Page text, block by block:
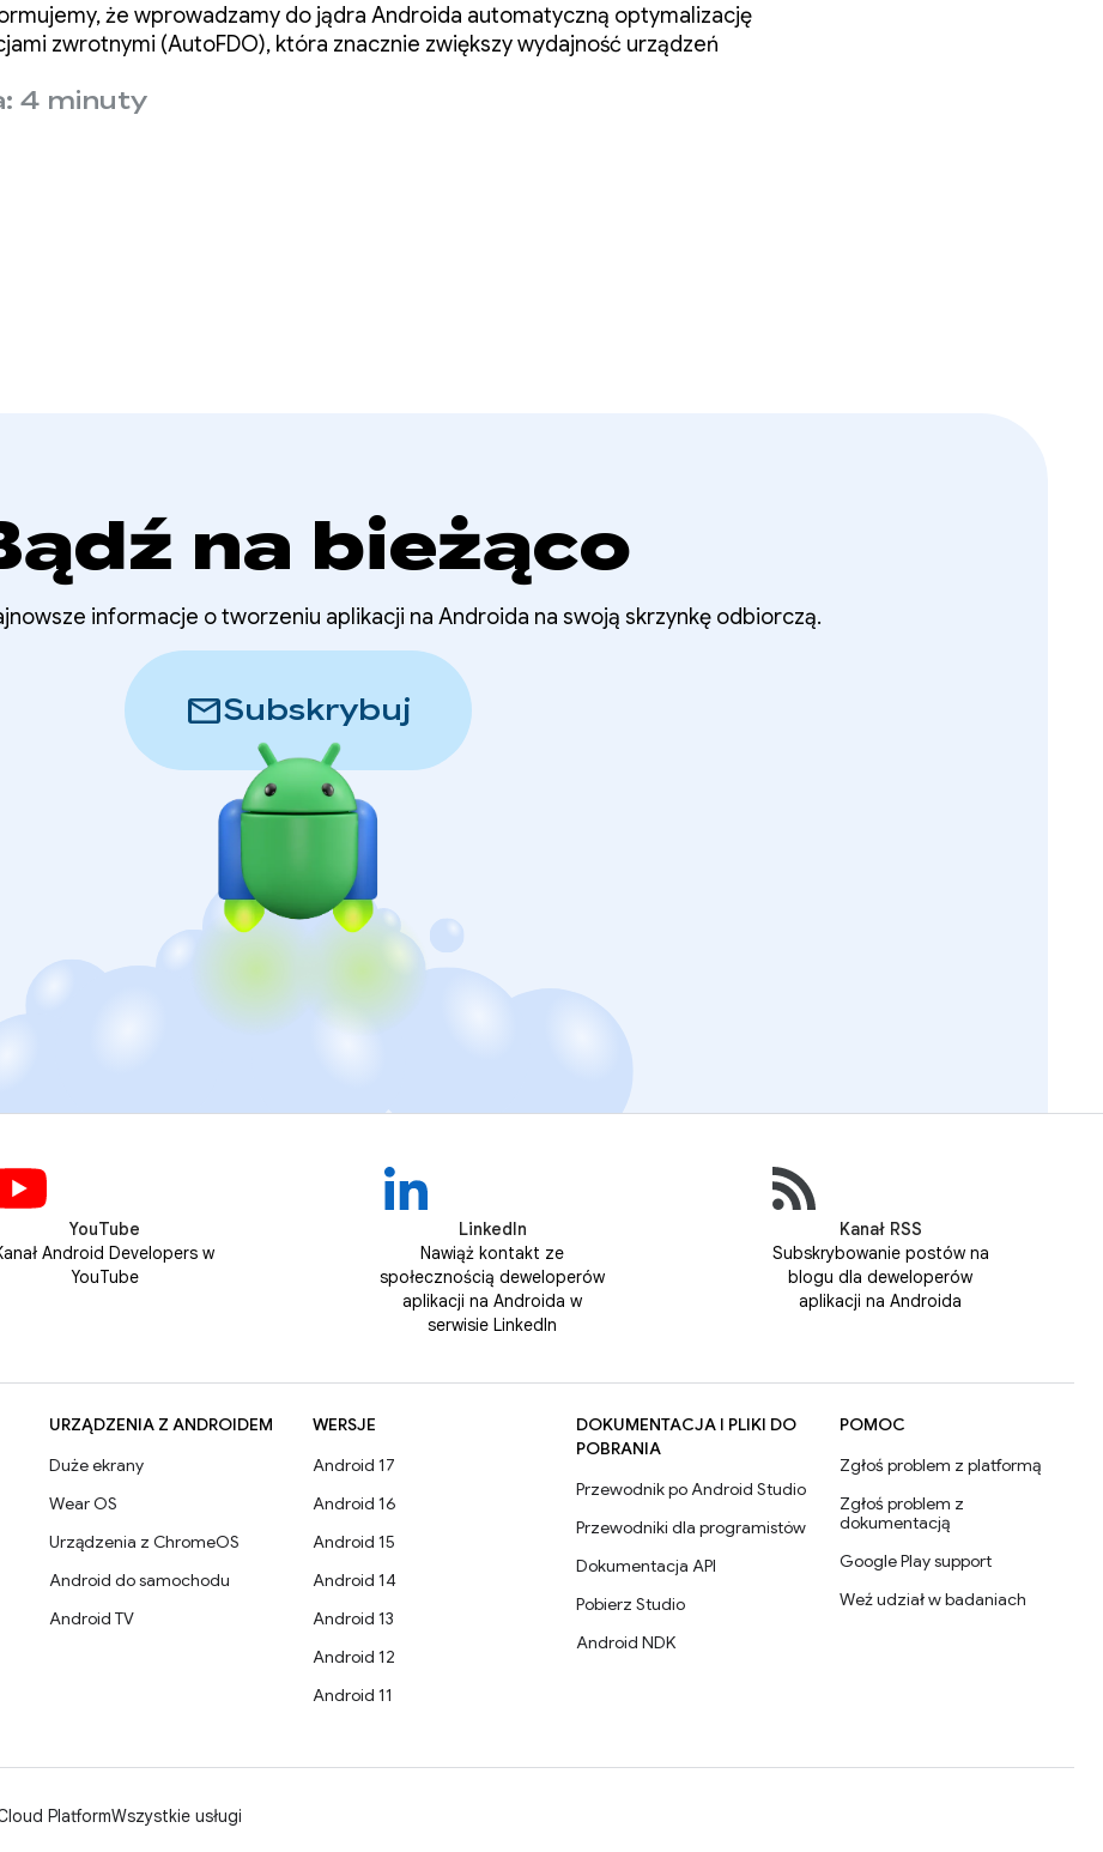
że wprowadzamy do jądra Androida automatyczną optymalizację
zwrotnymi (AutoFDO), która znacznie zwiększy wydajność urządzeń
4 minuty
na bieżąco
informacje o tworzeniu aplikacji na Androida na swoją skrzynkę odbiorczą.
mailSubskrybuj
YouTube
Android Developers w
YouTube
LinkedIn
Nawiąż kontakt ze
społecznością deweloperów
aplikacji na Androida w
serwisie LinkedIn
Kanał RSS
Subskrybowanie postów na
blogu dla deweloperów
aplikacji na Androida
URZĄDZENIA Z ANDROIDEM
Duże ekrany
Wear OS
Urządzenia z ChromeOS
Android do samochodu
Android TV
WERSJE
Android 17
Android 16
Android 15
Android 14
Android 13
Android 12
Android 11
DOKUMENTACJA I PLIKI DO
POBRANIA
Przewodnik po Android Studio
Przewodniki dla programistów
Dokumentacja API
Pobierz Studio
Android NDK
POMOC
Zgłoś problem z platformą
Zgłoś problem z
dokumentacją
Google Play support
Weź udział w badaniach
PlatformWszystkie usługi